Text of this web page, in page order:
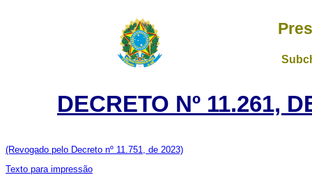
DECRETO Nº 11.261,
(Revogado pelo Decreto nº 11.751, de 2023)
Texto para impressão